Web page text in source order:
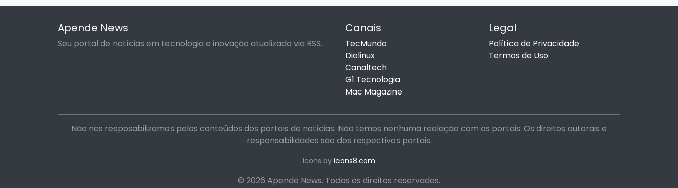
Apende News
Seu portal de notícias em tecnologia e inovação atualizado via RSS.
Canais
TecMundo
Diolinux
Canaltech
G1 Tecnologia
Mac Magazine
Legal
Política de Privacidade
Termos de Uso
Não nos resposabilizamos pelos conteúdos dos portais de notícias. Não temos nenhuma realação com os portais. Os direitos autorais e
responsabilidades são dos respectivos portais.
Icons by icons8.com
© 2026 Apende News. Todos os direitos reservados.